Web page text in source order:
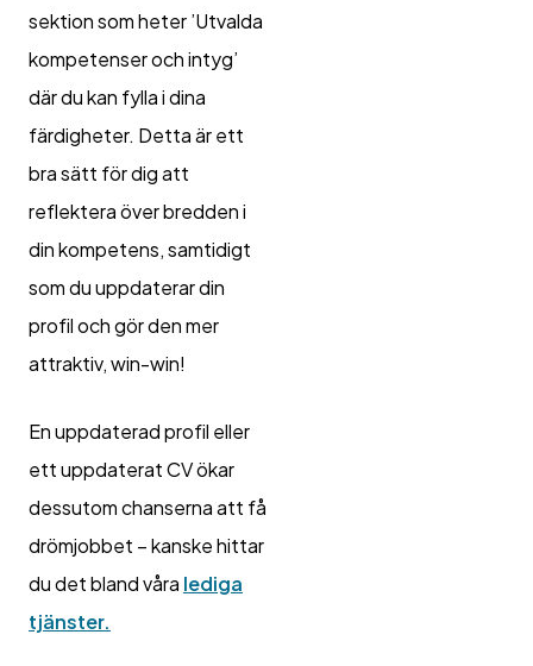
sektion som heter ’Utvalda
kompetenser och intyg’
där du kan fylla i dina
färdigheter. Detta är ett
bra sätt för dig att
reflektera över bredden i
din kompetens, samtidigt
som du uppdaterar din
profil och gör den mer
attraktiv, win-win!
En uppdaterad profil eller
ett uppdaterat CV ökar
dessutom chanserna att få
drömjobbet – kanske hittar
du det bland våra lediga
tjänster.